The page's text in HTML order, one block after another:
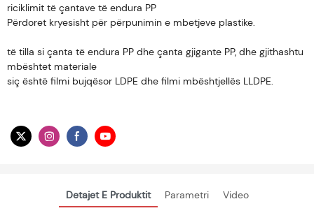
riciklimit të çantave të endura PP
Përdoret kryesisht për përpunimin e mbetjeve plastike.
të tilla si çanta të endura PP dhe çanta gjigante PP, dhe gjithashtu
mbështet materiale
siç është filmi bujqësor LDPE dhe filmi mbështjellës LLDPE.
Detajet E Produktit Parametri Video